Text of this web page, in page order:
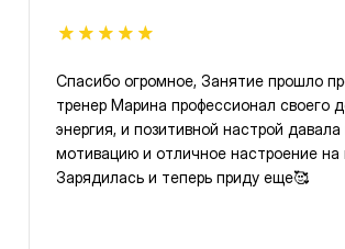
Спасибо огромное, Занятие прошло
тренер Марина профессионал своего
энергия, и позитивной настрой
мотивацию и отличное настроение на
Зарядилась и теперь приду еще🥰